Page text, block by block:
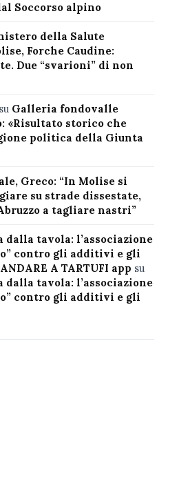
Soccorso alpino
della Salute
Forche Caudine:
Due “svarioni” di non
Galleria fondovalle
«Risultato storico che
politica della Giunta
Greco: “In Molise si
su strade dissestate,
a tagliare nastri”
tavola: l’associazione
contro gli additivi e gli
A TARTUFI app su
tavola: l’associazione
contro gli additivi e gli